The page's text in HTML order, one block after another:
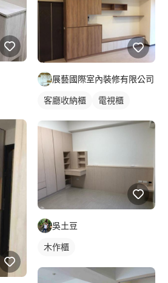
展藝國際室內裝修有限公司
客廳收納櫃 電視櫃
吳土豆
木作櫃